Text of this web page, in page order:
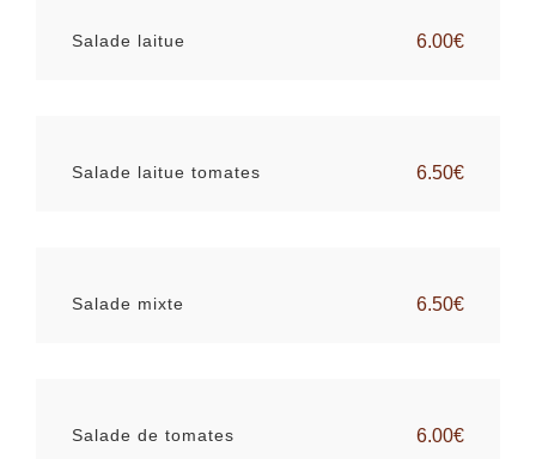
Salade laitue 6.00€
Salade laitue tomates 6.50€
Salade mixte 6.50€
Salade de tomates 6.00€